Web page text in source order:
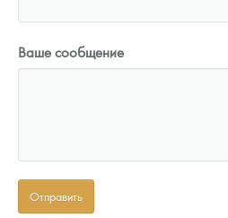
Ваше сообщение